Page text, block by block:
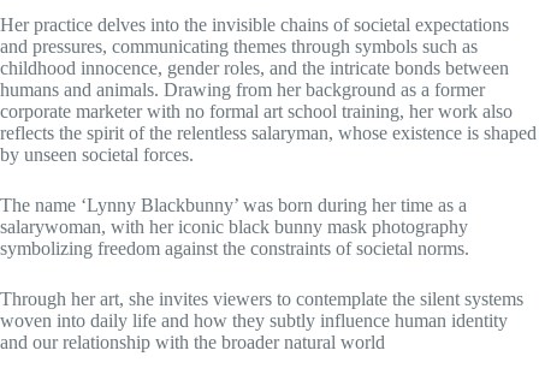
Her practice delves into the invisible chains of societal expectations
and pressures, communicating themes through symbols such as
childhood innocence, gender roles, and the intricate bonds between
humans and animals. Drawing from her background as a former
corporate marketer with no formal art school training, her work also
reflects the spirit of the relentless salaryman, whose existence is shaped
by unseen societal forces.
The name ‘Lynny Blackbunny’ was born during her time as a
salarywoman, with her iconic black bunny mask photography
symbolizing freedom against the constraints of societal norms.
Through her art, she invites viewers to contemplate the silent systems
woven into daily life and how they subtly influence human identity
and our relationship with the broader natural world